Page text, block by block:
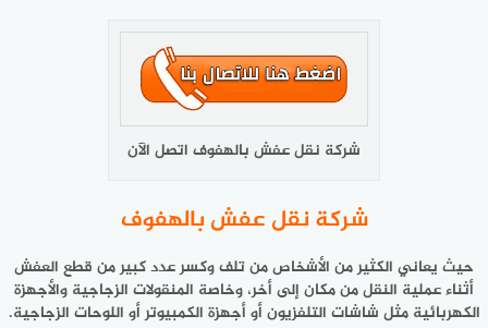
شركة نقل عفش بالهفوف اتصل الآن
شركة نقل عفش بالهفوف
حيث يعاني الكثير من الأشخاص من تلف وكسر عدد كبير من قطع العفش
أثناء عملية النقل من مكان إلى أخر، وخاصة المنقولات الزجاجية والأجهزة
الكهربائية مثل شاشات التلفزيون أو أجهزة الكمبيوتر أو اللوحات الزجاجية.